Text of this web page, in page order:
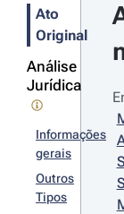
Ato
Original
Análise
Jurídica
Informações
gerais
Outros
Tipos